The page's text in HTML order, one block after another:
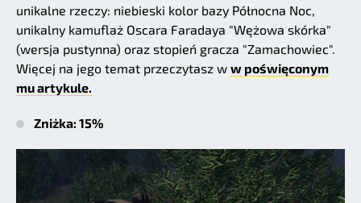
unikalne rzeczy: niebieski kolor bazy Północna Noc,
unikalny kamuflaż Oscara Faradaya "Wężowa skórka"
(wersja pustynna) oraz stopień gracza "Zamachowiec".
Więcej na jego temat przeczytasz w w poświęconym
mu artykule.
Zniżka: 15%